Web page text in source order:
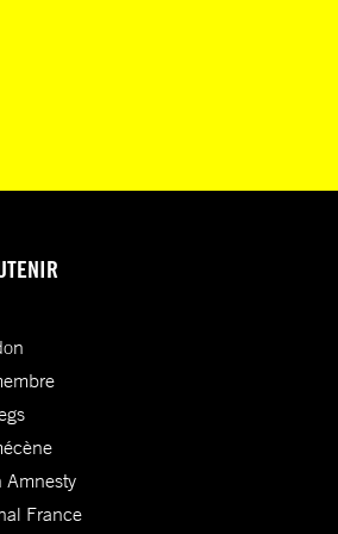
Amnesty
France